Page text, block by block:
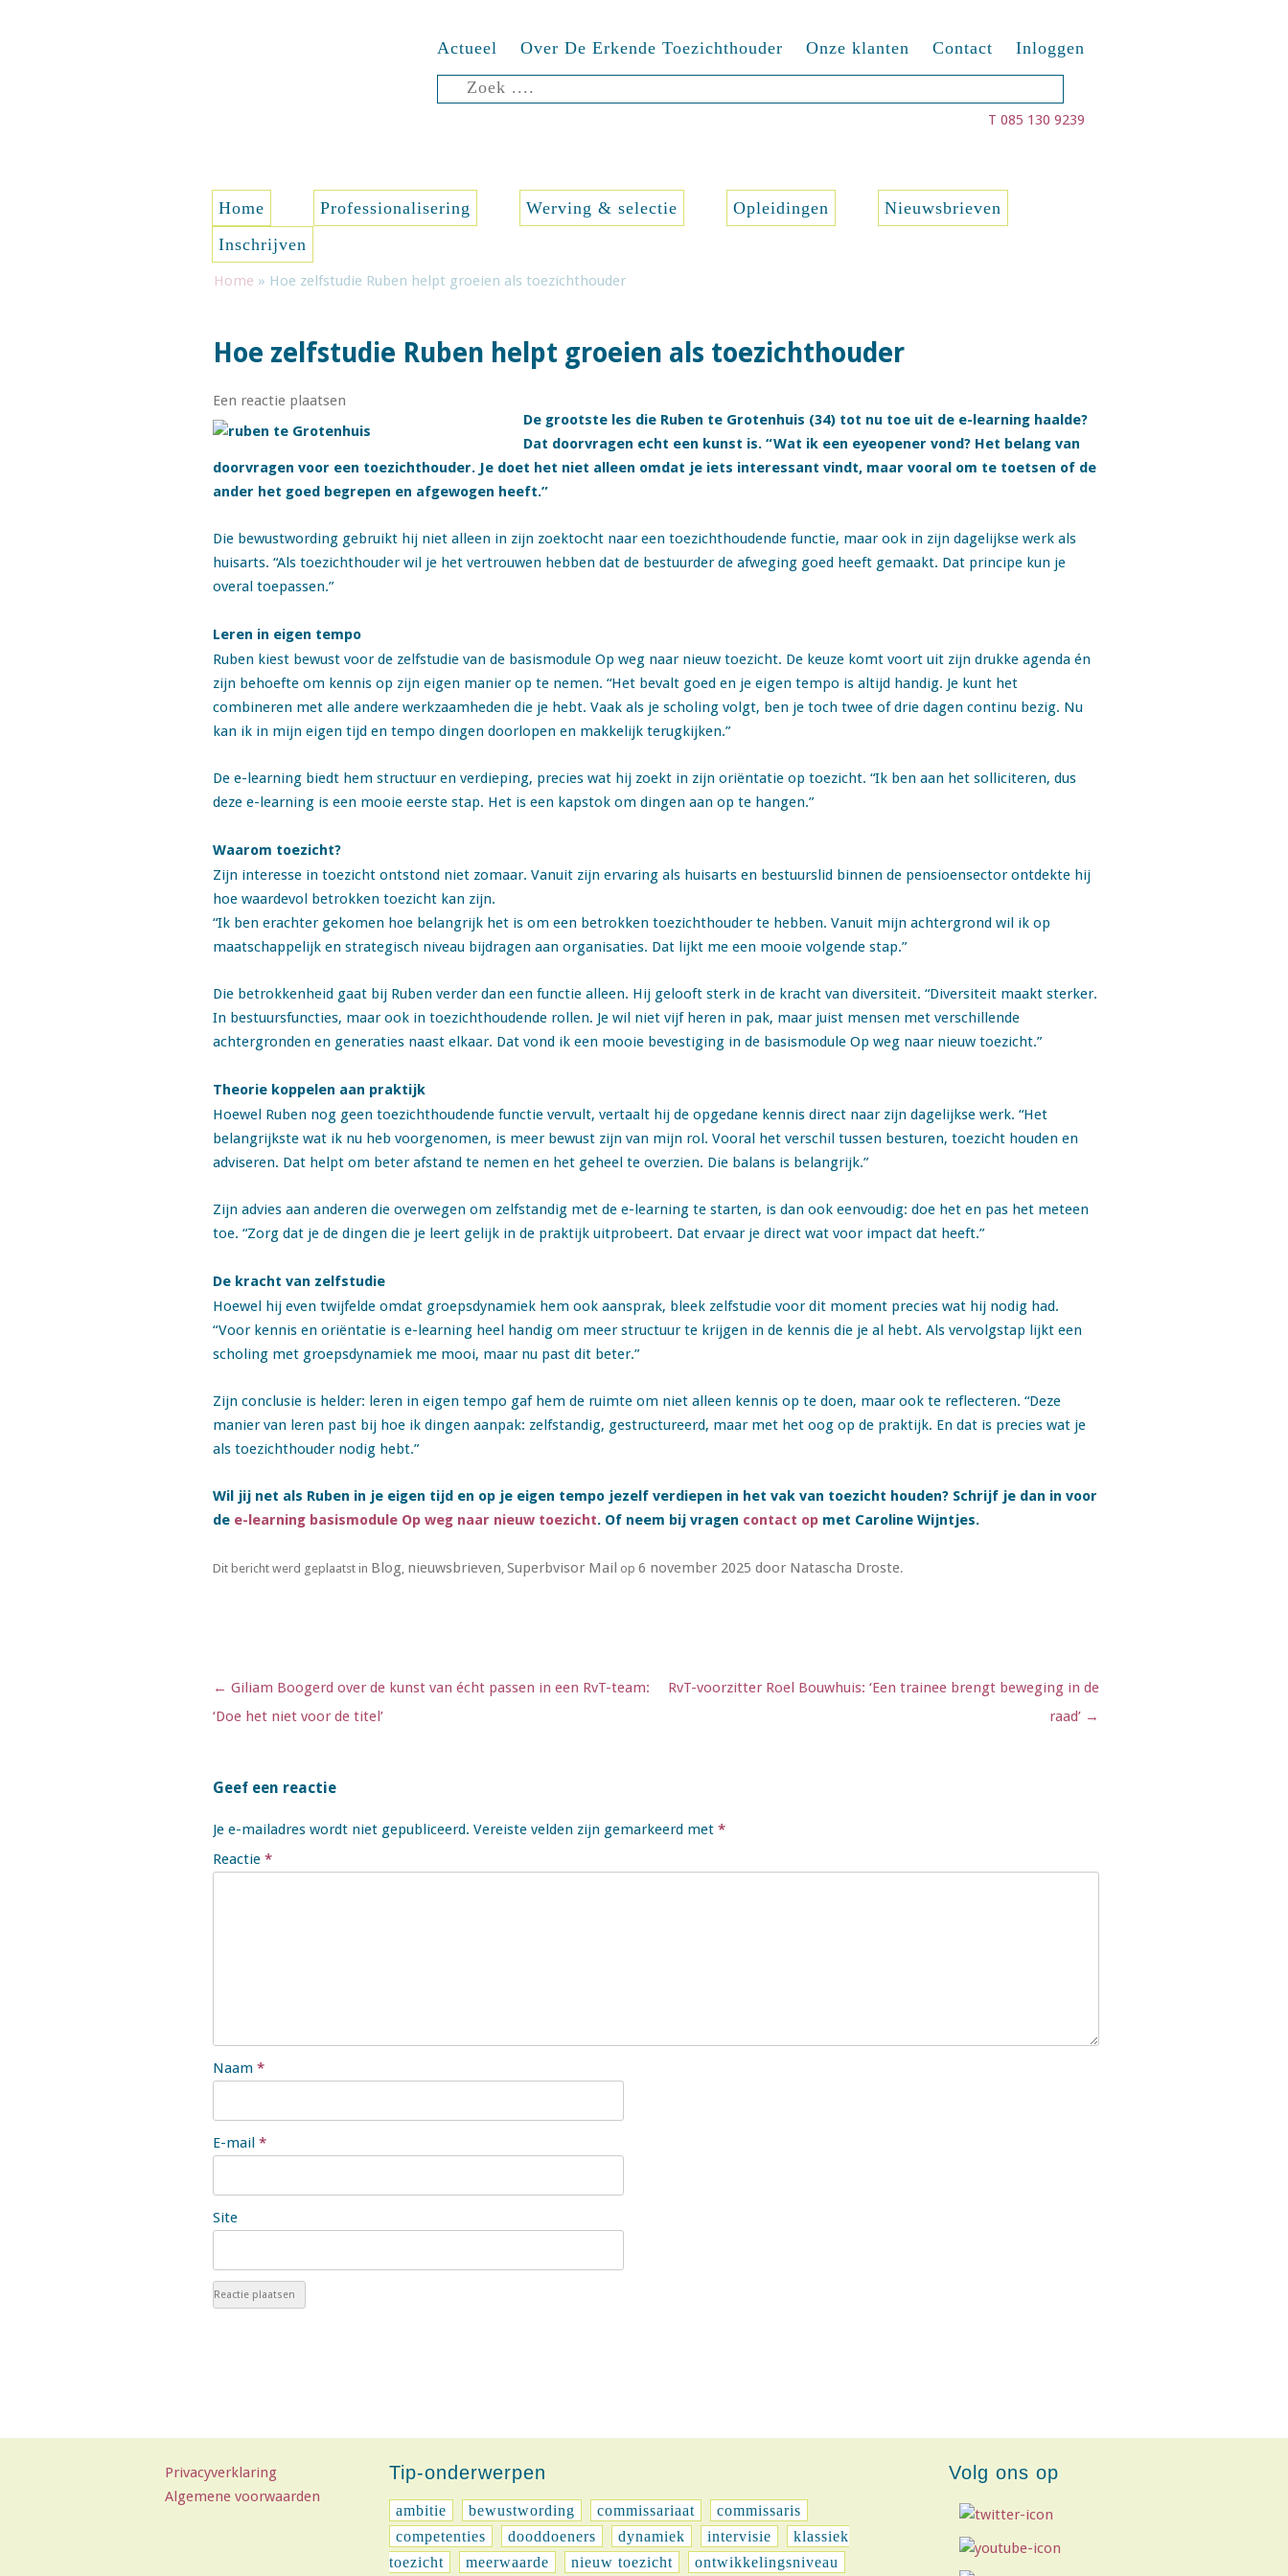
Actueel Over De Erkende Toezichthouder Onze klanten Contact Inloggen
Zoeken
naar:
T 085 130 9239
Home Professionalisering Werving & selectie Opleidingen
Nieuwsbrieven
Inschrijven
Home » Hoe zelfstudie Ruben helpt groeien als toezichthouder
Hoe zelfstudie Ruben helpt groeien als toezichthouder
Een reactie plaatsen
De grootste les die Ruben te Grotenhuis (34) tot nu toe uit de e-learning haalde?
Dat doorvragen echt een kunst is. “Wat ik een eyeopener vond? Het belang van
doorvragen voor een toezichthouder. Je doet het niet alleen omdat je iets interessant vindt, maar vooral om te toetsen of de
ander het goed begrepen en afgewogen heeft.”
Die bewustwording gebruikt hij niet alleen in zijn zoektocht naar een toezichthoudende functie, maar ook in zijn dagelijkse werk als
huisarts. “Als toezichthouder wil je het vertrouwen hebben dat de bestuurder de afweging goed heeft gemaakt. Dat principe kun je
overal toepassen.”
Leren in eigen tempo
Ruben kiest bewust voor de zelfstudie van de basismodule Op weg naar nieuw toezicht. De keuze komt voort uit zijn drukke agenda én
zijn behoefte om kennis op zijn eigen manier op te nemen. “Het bevalt goed en je eigen tempo is altijd handig. Je kunt het
combineren met alle andere werkzaamheden die je hebt. Vaak als je scholing volgt, ben je toch twee of drie dagen continu bezig. Nu
kan ik in mijn eigen tijd en tempo dingen doorlopen en makkelijk terugkijken.”
De e-learning biedt hem structuur en verdieping, precies wat hij zoekt in zijn oriëntatie op toezicht. “Ik ben aan het solliciteren, dus
deze e-learning is een mooie eerste stap. Het is een kapstok om dingen aan op te hangen.”
Waarom toezicht?
Zijn interesse in toezicht ontstond niet zomaar. Vanuit zijn ervaring als huisarts en bestuurslid binnen de pensioensector ontdekte hij
hoe waardevol betrokken toezicht kan zijn.
“Ik ben erachter gekomen hoe belangrijk het is om een betrokken toezichthouder te hebben. Vanuit mijn achtergrond wil ik op
maatschappelijk en strategisch niveau bijdragen aan organisaties. Dat lijkt me een mooie volgende stap.”
Die betrokkenheid gaat bij Ruben verder dan een functie alleen. Hij gelooft sterk in de kracht van diversiteit. “Diversiteit maakt sterker.
In bestuursfuncties, maar ook in toezichthoudende rollen. Je wil niet vijf heren in pak, maar juist mensen met verschillende
achtergronden en generaties naast elkaar. Dat vond ik een mooie bevestiging in de basismodule Op weg naar nieuw toezicht.”
Theorie koppelen aan praktijk
Hoewel Ruben nog geen toezichthoudende functie vervult, vertaalt hij de opgedane kennis direct naar zijn dagelijkse werk. “Het
belangrijkste wat ik nu heb voorgenomen, is meer bewust zijn van mijn rol. Vooral het verschil tussen besturen, toezicht houden en
adviseren. Dat helpt om beter afstand te nemen en het geheel te overzien. Die balans is belangrijk.”
Zijn advies aan anderen die overwegen om zelfstandig met de e-learning te starten, is dan ook eenvoudig: doe het en pas het meteen
toe. “Zorg dat je de dingen die je leert gelijk in de praktijk uitprobeert. Dat ervaar je direct wat voor impact dat heeft.”
De kracht van zelfstudie
Hoewel hij even twijfelde omdat groepsdynamiek hem ook aansprak, bleek zelfstudie voor dit moment precies wat hij nodig had.
“Voor kennis en oriëntatie is e-learning heel handig om meer structuur te krijgen in de kennis die je al hebt. Als vervolgstap lijkt een
scholing met groepsdynamiek me mooi, maar nu past dit beter.”
Zijn conclusie is helder: leren in eigen tempo gaf hem de ruimte om niet alleen kennis op te doen, maar ook te reflecteren. “Deze
manier van leren past bij hoe ik dingen aanpak: zelfstandig, gestructureerd, maar met het oog op de praktijk. En dat is precies wat je
als toezichthouder nodig hebt.”
Wil jij net als Ruben in je eigen tijd en op je eigen tempo jezelf verdiepen in het vak van toezicht houden? Schrijf je dan in voor
de e-learning basismodule Op weg naar nieuw toezicht. Of neem bij vragen contact op met Caroline Wijntjes.
Dit bericht werd geplaatst in Blog, nieuwsbrieven, Superbvisor Mail op 6 november 2025 door Natascha Droste.
Berichtnavigatie
← Giliam Boogerd over de kunst van écht passen in een RvT-team:
‘Doe het niet voor de titel’
RvT-voorzitter Roel Bouwhuis: ‘Een trainee brengt beweging in de
raad’ →
Geef een reactie
Je e-mailadres wordt niet gepubliceerd. Vereiste velden zijn gemarkeerd met *
Reactie *
Naam *
E-mail *
Site
Privacyverklaring
Algemene voorwaarden
Tip-onderwerpen
ambitie bewustwording commissariaat
commissaris
competenties
dooddoeners dynamiek intervisie
klassiek
toezicht
meerwaarde nieuw toezicht ontwikkelingsniveau
Volg ons op